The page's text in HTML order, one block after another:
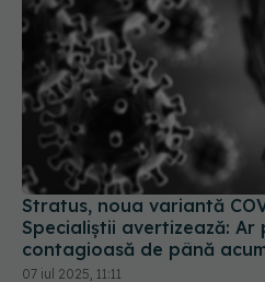
Stratus, noua variantă
Specialiștii avertizează: Ar
contagioasă de până
07 iul 2025, 11:11